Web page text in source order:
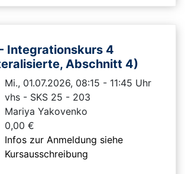
Integrationskurs 4
Abschnitt 4)
Mi., 01.07.2026, 08:15 - 11:45 Uhr
vhs - SKS 25 - 203
Mariya Yakovenko
0,00 €
Infos zur Anmeldung siehe
Kursausschreibung